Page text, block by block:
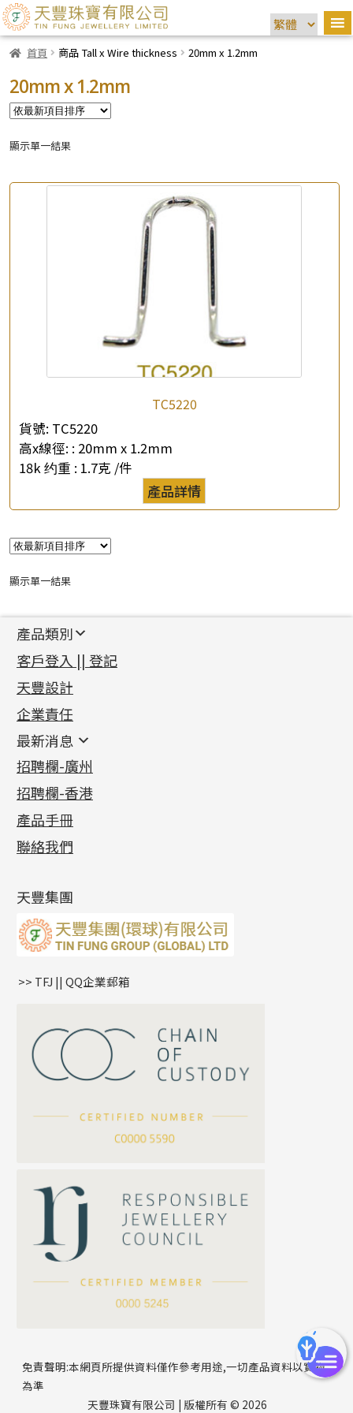
首頁 商品 Tall x Wire thickness 20mm x 1.2mm
20mm x 1.2mm
顯示單一結果
TC5220
貨號: TC5220
高x線徑: : 20mm x 1.2mm
18k 约重 : 1.7克 /件
產品詳情
產品查詢
*你的名字
公司名稱
顯示單一結果
公司名稱
聯絡電話
產品類別
新產品
足金系列
足金配件
機織鏈系列
珠仔鏈
镶口链
管狀網鏈
十字車花鏈系列
十字閃O鏈系列
十字錘打鏈系列
側身車花鏈系列
側身鏈系列
雙十字鏈系列
水波鏈系列
蛇骨鏈系列
鏈尾系列
嘴唇鏈系列
S車花鏈系列
珍珠鏈系列
坦克鏈系列
滿天星鏈系列
方假繩鏈系列
首飾配件
耳環類配件
卷迫系列
螺絲迫系列
梅花迫系列
平臺迫系列
綫拍系列
美拍系列
耳環扣系列
耳綫/耳鈎系列
耳環爪頭
耳環
鏈類配件
動感車花吊墜
調節珠系列
生圈扣系列
龍蝦扣系列
鴨俐制系列
字母吊墜
相盒吊墜
項鏈吊墜
生肖吊墜
星座吊墜
珠扣
其他類配件
珠盤系列
袖口鈕系列
焊片及鐳射綫
空心車花管
珠類配件
無孔光身珠
空心光身珠
無孔批花珠
鑲口類
四爪頭系列
六爪頭系列
車花片
動感車花片
鑲口戒指
鑲口手鏈系列
首飾系列
手镯系列
戒指系列
空心耳環
空心车花管首饰链
空心手鐲系列
貴金屬原料
千足金
記憶金屬系列
記憶戒指
拉簧珠珠手鏈
記憶鈦手鐲
客戶登入 || 登記
天豐設計
企業責任
最新消息
最新消息
各項證書(2)
相片集(9)
展覽會資訊
最新產品資訊
招聘欄-廣州
招聘欄-香港
產品手冊
聯絡我們
天豐集團
>> TFJ || QQ企業郵箱
免責聲明:本網頁所提供資料僅作參考用途,一切產品資料以實物
為準
天豐珠寶有限公司 | 版權所有 © 2026